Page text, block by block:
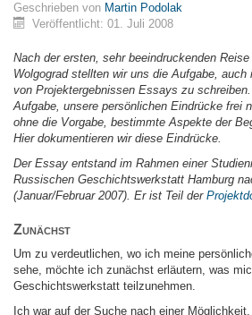
Geschrieben von Martin Podolak
Veröffentlicht: 01. Juli 2008
Nach der ersten, sehr beeindruckenden
Wolgograd stellten wir uns die Aufgabe, auch
von Projektergebnissen Essays zu
Aufgabe, unsere persönlichen Eindrücke frei
ohne die Vorgabe, bestimmte Aspekte der
Hier dokumentieren wir diese Eindrücke.
Der Essay entstand im Rahmen einer
Russischen Geschichtswerkstatt Hamburg
(Januar/Februar 2007). Er ist Teil der
Zunächst
Um zu verdeutlichen, wo ich meine
sehe, möchte ich zunächst erläutern, was
Geschichtswerkstatt teilzunehmen.
Ich war auf der Suche nach einer